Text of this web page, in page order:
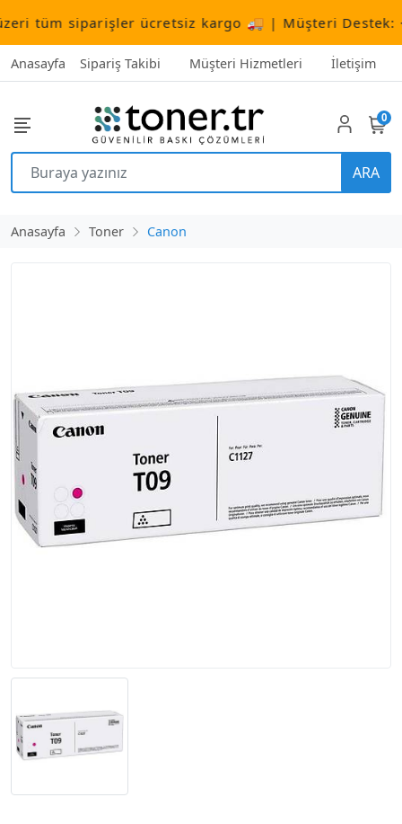
tüm siparişler ücretsiz kargo 🚚 | Müşteri Destek:
Anasayfa Sipariş Takibi Müşteri Hizmetleri İletişim
ARA
0
Anasayfa Toner Canon